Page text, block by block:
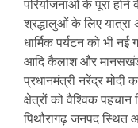
परियोजनाओं के पूरा होने
श्रद्धालुओं के लिए यात्रा
धार्मिक पर्यटन को भी नई
आदि कैलाश और
प्रधानमंत्री नरेंद्र मोदी
क्षेत्रों को वैश्विक
पिथौरागढ़ जनपद स्थित